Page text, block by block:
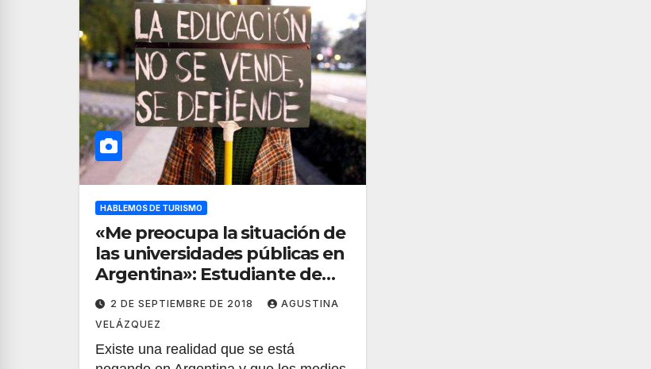
HABLEMOS DE TURISMO
«Me preocupa la situación de
las universidades públicas en
Argentina»: Estudiante de
Turismo
2 DE SEPTIEMBRE DE 2018
AGUSTINA
VELÁZQUEZ
Existe una realidad que se está